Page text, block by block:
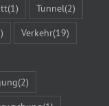
(1) Tunnel(2)
Verkehr(19)
(2)